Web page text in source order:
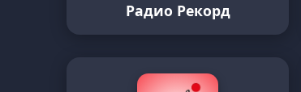
Радио Рекорд